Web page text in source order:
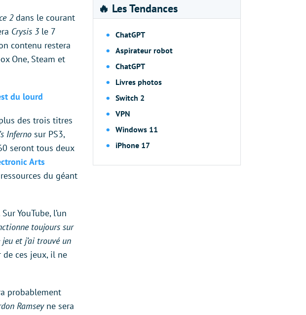
2dans le courant
Crysis 3le 7
contenu restera
One, Steam et
du lourd
des trois titres
Inferno sur PS3,
seront tous deux
Arts
du géant
YouTube, l’un
toujours sur
et j’ai trouvé un
ces jeux, il ne
probablement
Ramseyne sera
🔥 Les Tendances
ChatGPT
Aspirateur robot
ChatGPT
Livres photos
Switch 2
VPN
Windows 11
iPhone 17